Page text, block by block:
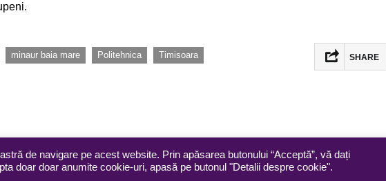
minaur baia mare Politehnica Timisoara SHARE
de navigare pe acest website. Prin apăsarea butonului “Acceptă”, vă dați
doar doar anumite cookie-uri, apasă pe butonul "Detalii despre cookie".